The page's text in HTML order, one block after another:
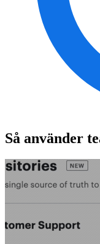
Så använder